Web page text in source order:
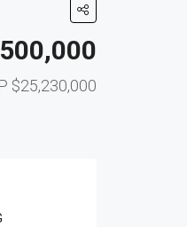
$25,230,000